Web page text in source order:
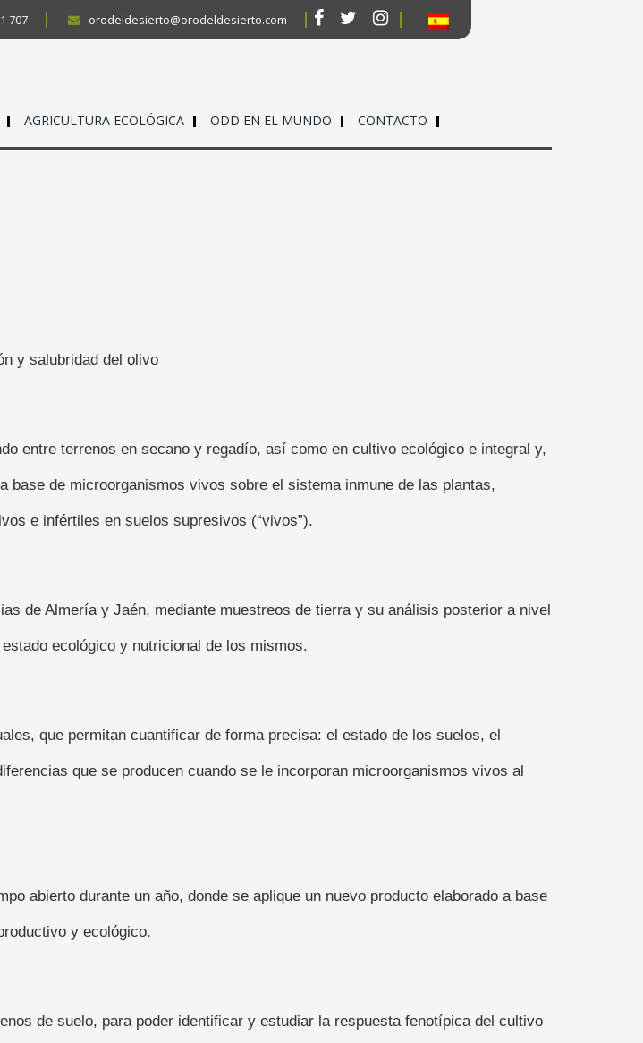
707 orodeldesierto@orodeldesierto.com
AGRICULTURA ECOLÓGICA ODD EN EL MUNDO CONTACTO
y salubridad del olivo
entre terrenos en secano y regadío, así como en cultivo ecológico e integral y,
de microorganismos vivos sobre el sistema inmune de las plantas,
e infértiles en suelos supresivos (“vivos”).
de Almería y Jaén, mediante muestreos de tierra y su análisis posterior a nivel
ecológico y nutricional de los mismos.
que permitan cuantificar de forma precisa: el estado de los suelos, el
que se producen cuando se le incorporan microorganismos vivos al
abierto durante un año, donde se aplique un nuevo producto elaborado a base
y ecológico.
de suelo, para poder identificar y estudiar la respuesta fenotípica del cultivo